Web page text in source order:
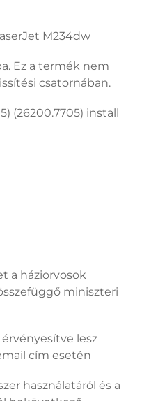
M234dw
Ez a termék nem
csatornában.
(26200.7705) install
a háziorvosok
miniszteri
lesz
cím esetén
használatáról és a